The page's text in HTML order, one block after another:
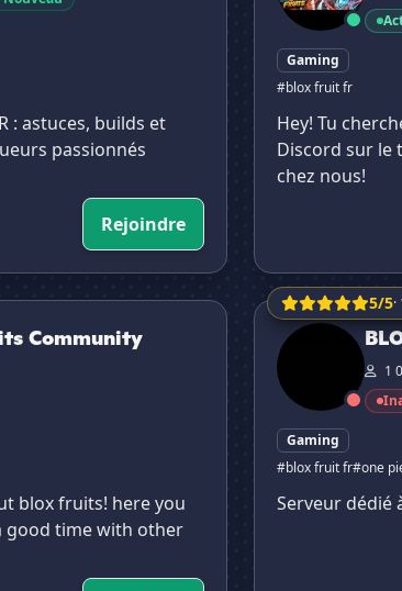
: astuces, builds et
passionnés
Rejoindre
Gaming
#blox fruit fr
Hey! Tu
Discord sur le
chez nous!
Community
blox fruits! here you
good time with other
5/5
BLOX FRUITS FR
1
Gaming
#blox fruit fr#one
Serveur dédié